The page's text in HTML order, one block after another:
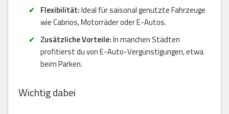
Flexibilität:Ideal für saisonal genutzte Fahrzeuge
wie Cabrios, Motorräder oder E-Autos.
Zusätzliche Vorteile:In manchen Städten
profitierst du von E-Auto-Vergünstigungen, etwa
beim Parken.
Wichtig dabei